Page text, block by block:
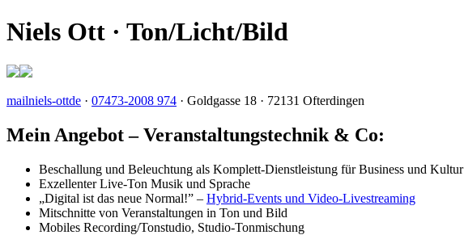
Niels Ott · Ton/Licht/Bild
mailniels-ottde · 07473-2008 974 · Goldgasse 18 · 72131 Ofterdingen
Mein Angebot – Veranstaltungstechnik & Co:
Beschallung und Beleuchtung als Komplett-Dienst­leistung für Busi­ness und Kultur
Exzellenter Live-Ton Musik und Sprache
„Digital ist das neue Normal!” – Hybrid-Events und Video-Live­streaming
Mit­schnit­te von Veran­staltungen in Ton und Bild
Mobiles Recording/Tonstudio, Studio-Ton­mischung